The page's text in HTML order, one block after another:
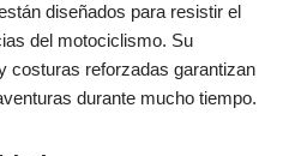
diseñados para resistir el
del motociclismo. Su
costuras reforzadas garantizan
durante mucho tiempo.